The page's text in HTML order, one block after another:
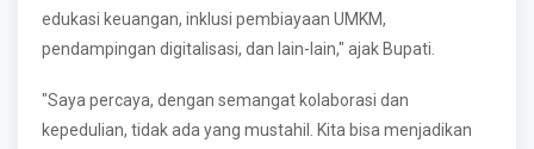
edukasi keuangan, inklusi pembiayaan UMKM,
pendampingan digitalisasi, dan lain-lain," ajak Bupati.
"Saya percaya, dengan semangat kolaborasi dan
kepedulian, tidak ada yang mustahil. Kita bisa menjadikan